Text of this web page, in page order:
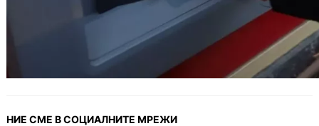
НИЕ СМЕ В СОЦИАЛНИТЕ МРЕЖИ